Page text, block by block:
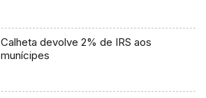
Calheta devolve 2% de IRS aos
munícipes